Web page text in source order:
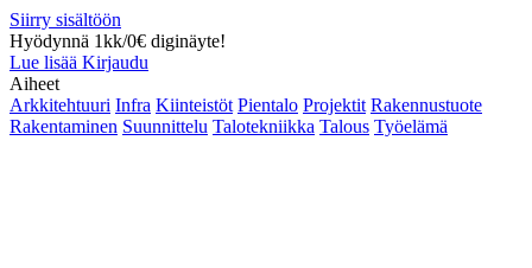
Siirry sisältöön
Hyödynnä 1kk/0€ diginäyte!
Lue lisää Kirjaudu
Aiheet
Arkkitehtuuri Infra Kiinteistöt Pientalo Projektit Rakennustuote
Rakentaminen Suunnittelu Talotekniikka Talous Työelämä